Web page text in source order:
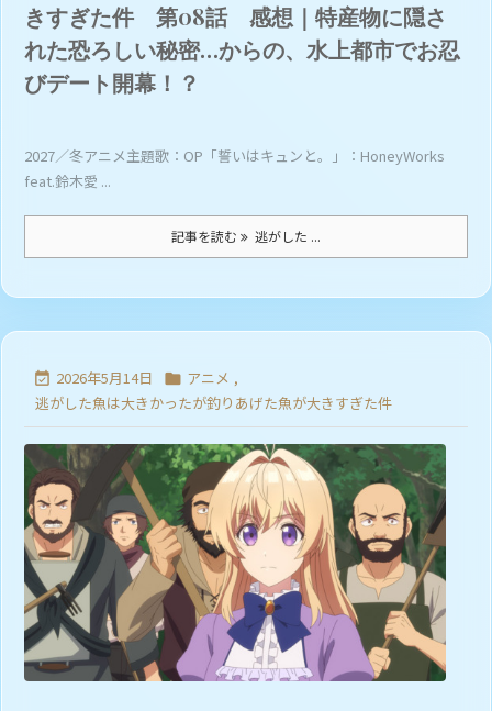
きすぎた件 第08話 感想｜特産物に隠さ
れた恐ろしい秘密…からの、水上都市でお忍
びデート開幕！？
2027／冬アニメ主題歌：OP「誓いはキュンと。」：HoneyWorks
feat.鈴木愛 ...
記事を読む 逃がした ...
 2026年5月14日  アニメ ,
逃がした魚は大きかったが釣りあげた魚が大きすぎた件